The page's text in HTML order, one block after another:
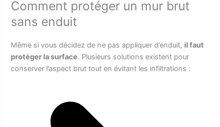
Comment protéger un mur brut
sans enduit
Même si vous décidez de ne pas appliquer d’enduit, il faut
protéger la surface. Plusieurs solutions existent pour
conserver l’aspect brut tout en évitant les infiltrations :